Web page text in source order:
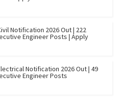
Notification 2026 Out | 222
Engineer Posts | Apply
Notification 2026 Out | 49
Engineer Posts